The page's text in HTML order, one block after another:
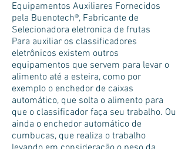
Equipamentos Auxiliares Fornecidos
pela Buenotech®, Fabricante de
Selecionadora eletronica de frutas
Para auxiliar os classificadores
eletrônicos existem outros
equipamentos que servem para levar o
alimento até a esteira, como por
exemplo o enchedor de caixas
automático, que solta o alimento para
que o classificador faça seu trabalho. Ou
ainda o enchedor automático de
cumbucas, que realiza o trabalho